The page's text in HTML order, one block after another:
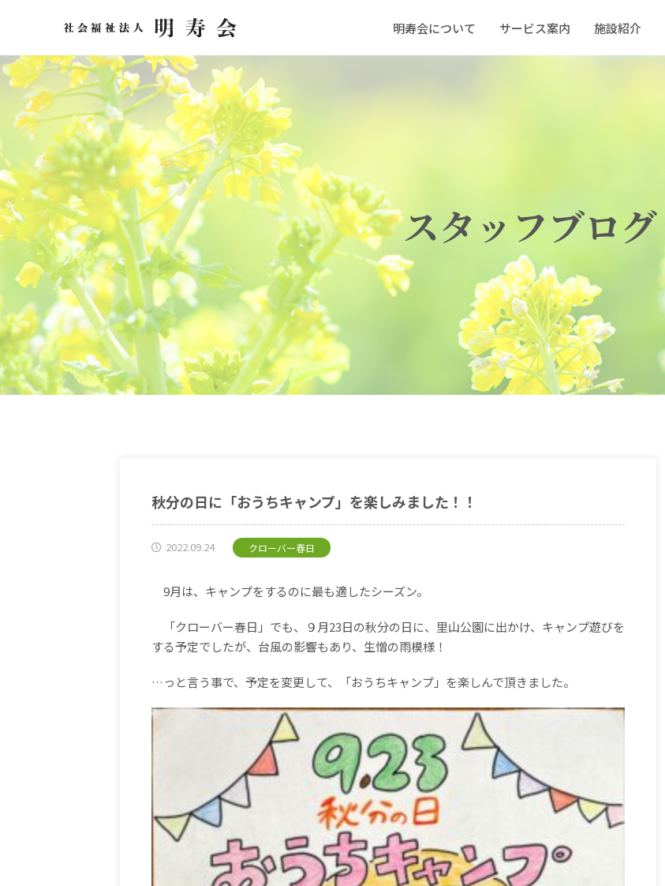
明寿会について サービス案内 施設紹介
スタッフブログ
秋分の日に「おうちキャンプ」を楽しみました！！
2022.09.24 クローバー春日
9月は、キャンプをするのに最も適したシーズン。
「クローバー春日」でも、９月23日の秋分の日に、里山公園に出かけ、キャンプ遊びを
する予定でしたが、台風の影響もあり、生憎の雨模様！
…っと言う事で、予定を変更して、「おうちキャンプ」を楽しんで頂きました。